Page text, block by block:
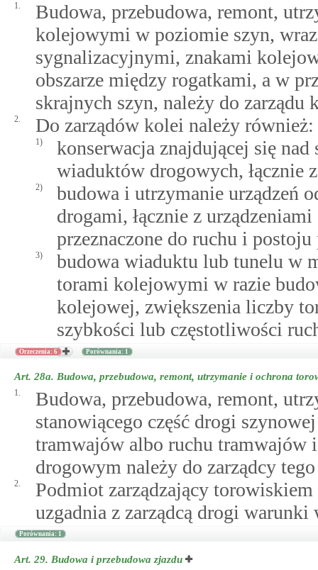
1.
Budowa, przebudowa, remont,
kolejowymi w poziomie szyn,
sygnalizacyjnymi, znakami
obszarze między rogatkami, a w
skrajnych szyn, należy do zarządu
2. Do zarządów kolei należy również:
1)
konserwacja znajdującej się
wiaduktów drogowych, łącznie
2)
budowa i utrzymanie urządzeń
drogami, łącznie z
przeznaczone do ruchu i
3)
budowa wiaduktu lub tunelu w
torami kolejowymi w razie
kolejowej, zwiększenia liczby
szybkości lub częstotliwości
Orzeczenia: 6 Porównania: 1
Art. 28a. Budowa, przebudowa, remont, utrzymanie i ochrona
1.
Budowa, przebudowa, remont,
stanowiącego część drogi
tramwajów albo ruchu tramwajów
drogowym należy do zarządcy
2.
Podmiot zarządzający
uzgadnia z zarządcą drogi
Porównania: 1
Art. 29. Budowa i przebudowa zjazdu